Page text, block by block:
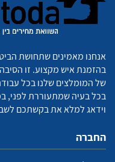
אנחנו מאמינים שתחושת
בהזמנת איש מקצוע. זו
של המומלצים שלנו בכל
בכל בעיה שמתעוררת לפני,
וידאג למלא את בקשתכם
החברה